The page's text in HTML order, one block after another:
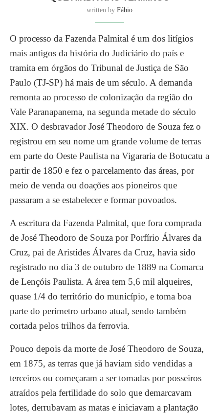
written by Fábio
O processo da Fazenda Palmital é um dos litígios
mais antigos da história do Judiciário do país e
tramita em órgãos do Tribunal de Justiça de São
Paulo (TJ-SP) há mais de um século. A demanda
remonta ao processo de colonização da região do
Vale Paranapanema, na segunda metade do século
XIX. O desbravador José Theodoro de Souza fez o
registrou em seu nome um grande volume de terras
em parte do Oeste Paulista na Vigararia de Botucatu a
partir de 1850 e fez o parcelamento das áreas, por
meio de venda ou doações aos pioneiros que
passaram a se estabelecer e formar povoados.
A escritura da Fazenda Palmital, que fora comprada
de José Theodoro de Souza por Porfírio Álvares da
Cruz, pai de Aristides Álvares da Cruz, havia sido
registrado no dia 3 de outubro de 1889 na Comarca
de Lençóis Paulista. A área tem 5,6 mil alqueires,
quase 1/4 do território do município, e toma boa
parte do perímetro urbano atual, sendo também
cortada pelos trilhos da ferrovia.
Pouco depois da morte de José Theodoro de Souza,
em 1875, as terras que já haviam sido vendidas a
terceiros ou começaram a ser tomadas por posseiros
atraídos pela fertilidade do solo que demarcavam
lotes, derrubavam as matas e iniciavam a plantação